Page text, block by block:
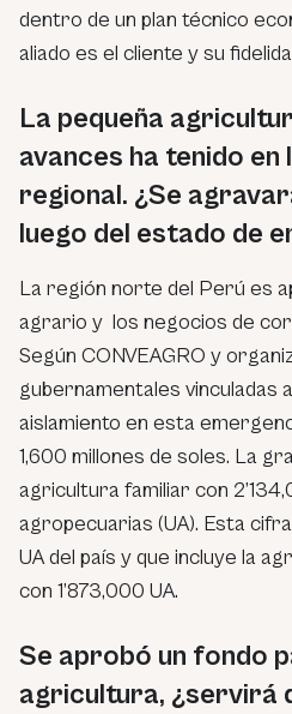
dentro de un plan técnico
aliado es el cliente y su
La pequeña
avances ha tenido
regional. ¿Se
luego del estado de
La región norte del Perú es
agrario y los negocios de
Según CONVEAGRO y
gubernamentales vinculadas
aislamiento en esta
1,600 millones de soles. La
agricultura familiar con
agropecuarias (UA). Esta
UA del país y que incluye la
con 1’873,000 UA.
Se aprobó un fondo
agricultura, ¿servirá